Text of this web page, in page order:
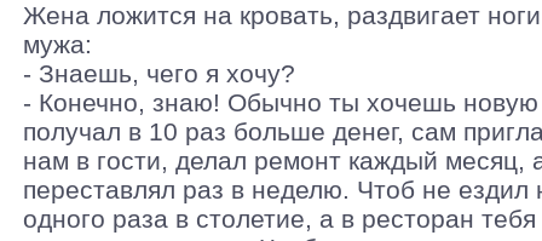
Жена ложится на кровать, раздвигает
мужа:
- Знаешь, чего я хочу?
- Конечно, знаю! Обычно ты хочешь новую
получал в 10 раз больше денег, сам
нам в гости, делал ремонт каждый месяц,
переставлял раз в неделю. Чтоб не
одного раза в столетие, а в ресторан